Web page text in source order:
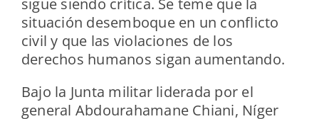
situación desemboque en un conflicto
civil y que las violaciones de los
derechos humanos sigan aumentando.
Bajo la Junta militar liderada por el
general Abdourahamane Chiani, Níger